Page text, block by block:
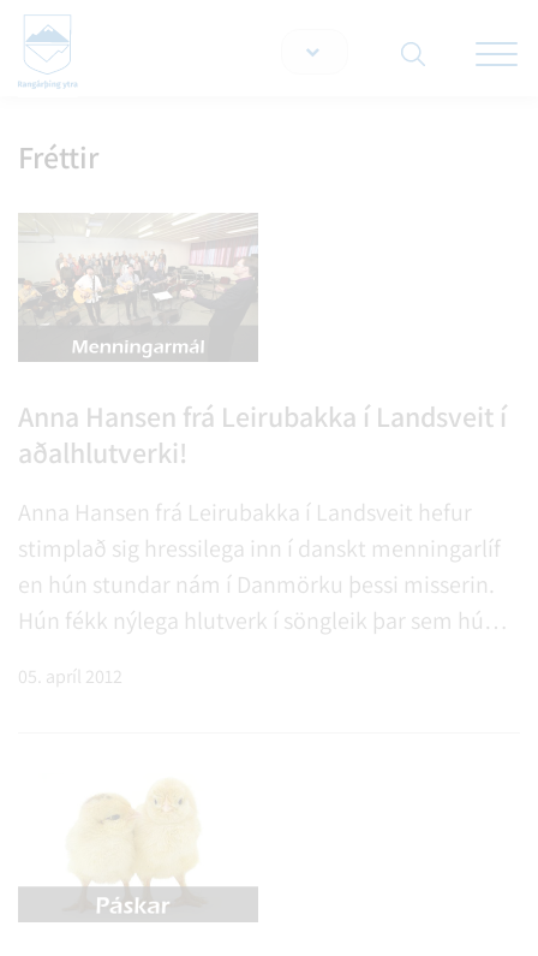
Fréttir
Anna Hansen frá Leirubakka í Landsveit í
aðalhlutverki!
Anna Hansen frá Leirubakka í Landsveit hefur
stimplað sig hressilega inn í danskt menningarlíf
en hún stundar nám í Danmörku þessi misserin.
Hún fékk nýlega hlutverk í söngleik þar sem hún
óskum Önnu innilega til hamingju með þennan
hvert sinn.
05. apríl 2012
Leita á vef